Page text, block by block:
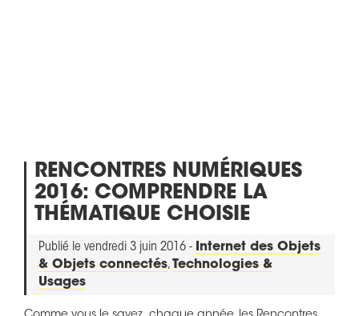
RENCONTRES NUMÉRIQUES
2016: COMPRENDRE LA
THÉMATIQUE CHOISIE
Publié le vendredi 3 juin 2016 -
Internet des Objets
& Objets connectés,Technologies &
Usages